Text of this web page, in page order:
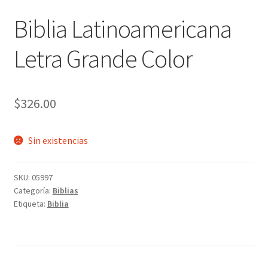
Biblia Latinoamericana
Letra Grande Color
$326.00
Sin existencias
SKU: 05997
Categoría: Biblias
Etiqueta: Biblia